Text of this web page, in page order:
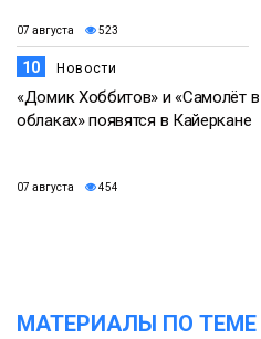
07 августа 523
10 Новости
«Домик Хоббитов» и «Самолёт в
облаках» появятся в Кайеркане
07 августа 454
МАТЕРИАЛЫ ПО ТЕМЕ